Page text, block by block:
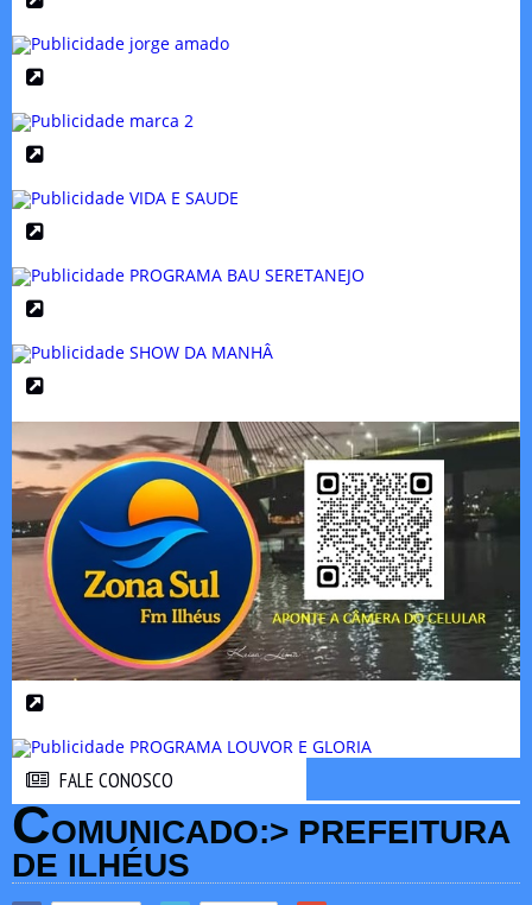
FALE CONOSCO
COMUNICADO:> PREFEITURA
DE ILHÉUS